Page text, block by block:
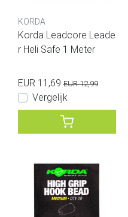
KORDA
Korda Leadcore Leade
r Heli Safe 1 Meter
EUR 11,69 EUR 12,99
Vergelijk